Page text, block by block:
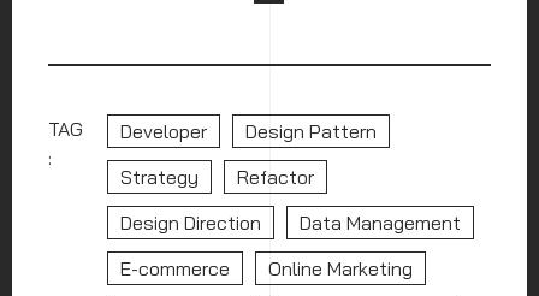
TAG
:
Developer
Design Pattern
Strategy
Refactor
Design Direction
Data Management
E-commerce
Online Marketing